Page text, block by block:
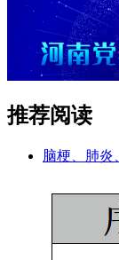
推荐阅读
脑梗、肺炎